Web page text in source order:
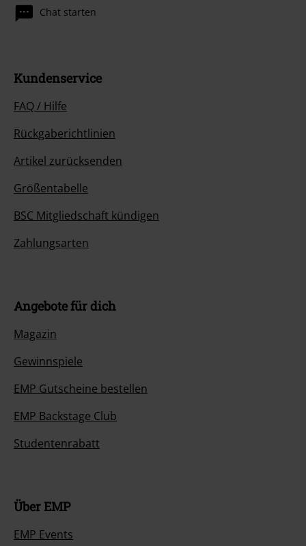
Chat starten
Kundenservice
FAQ / Hilfe
Rückgaberichtlinien
Artikel zurücksenden
Größentabelle
BSC Mitgliedschaft kündigen
Zahlungsarten
Angebote für dich
Magazin
Gewinnspiele
EMP Gutscheine bestellen
EMP Backstage Club
Studentenrabatt
Über EMP
EMP Events